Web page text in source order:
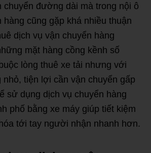
chuyển đường dài mà trong nội ô
hàng cũng gặp khá nhiều thuận
dịch vụ vận chuyển hàng
mặt hàng cồng kềnh số
lòng thuê xe tải nhưng với
nhỏ, tiện lợi cần vận chuyển gấp
sử dụng dịch vụ chuyển hàng
phố bằng xe máy giúp tiết kiệm
tới tay người nhận nhanh hơn.